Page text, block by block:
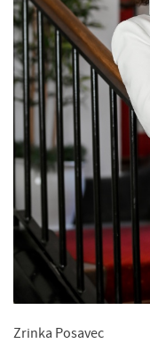
Zrinka Posavec